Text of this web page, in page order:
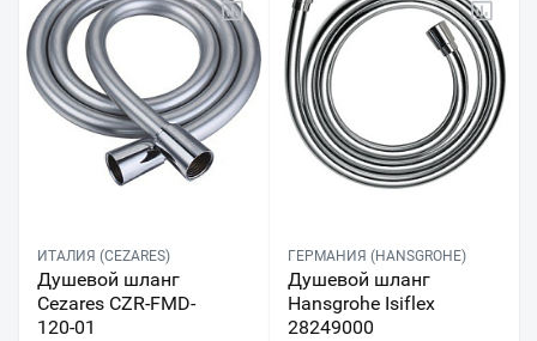
ИТАЛИЯ (CEZARES)
Душевой шланг
Cezares CZR-FMD-
120-01
ГЕРМАНИЯ (HANSGROHE)
Душевой шланг
Hansgrohe Isiflex
28249000